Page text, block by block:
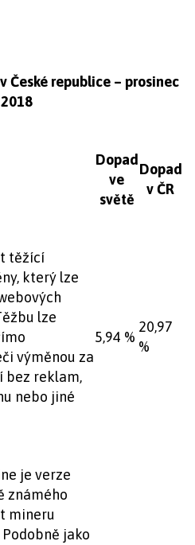
České republice – prosinec
2018
Dopad
ve
světě
Dopad
v ČR
těžící
který lze
lze
výměnou za
bez reklam,
nebo jiné
5,94 %
20,97
%
je verze
známého
mineru
jako